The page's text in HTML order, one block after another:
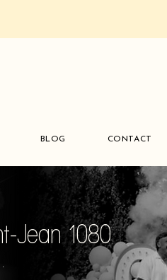
BLOG CONTACT
Jean 1080